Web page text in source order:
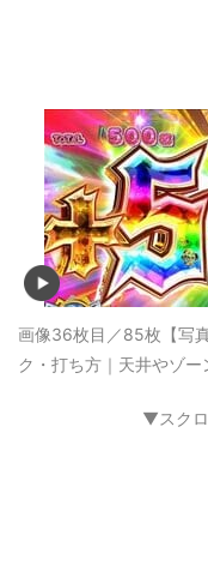
画像36枚目／85枚 【写
ク・打ち方｜天井やゾ
▼スク